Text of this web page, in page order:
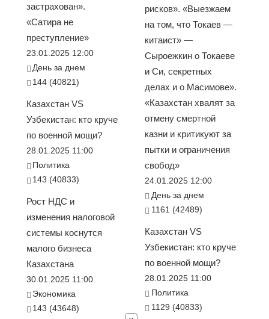
застрахован».
«Сатира не
преступление»
23.01.2025 12:00
День за днем
144 (40821)
Казахстан VS
Узбекистан: кто круче
по военной мощи?
28.01.2025 11:00
Политика
143 (40833)
Рост НДС и
изменения налоговой
системы коснутся
малого бизнеса
Казахстана
30.01.2025 11:00
Экономика
143 (43648)
рисков». «Выезжаем
на том, что Токаев —
китаист» —
Сыроежкин о Токаеве
и Си, секретных
делах и о Масимове».
«Казахстан хвалят за
отмену смертной
казни и критикуют за
пытки и ограничения
свобод»
24.01.2025 12:00
День за днем
1161 (42489)
Казахстан VS
Узбекистан: кто круче
по военной мощи?
28.01.2025 11:00
Политика
1129 (40833)